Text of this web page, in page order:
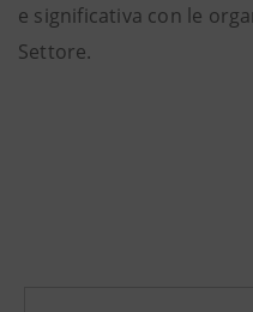
e significativa con le
Settore.